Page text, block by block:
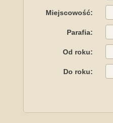
Miejscowość:
Parafia:
Od roku:
Do roku: